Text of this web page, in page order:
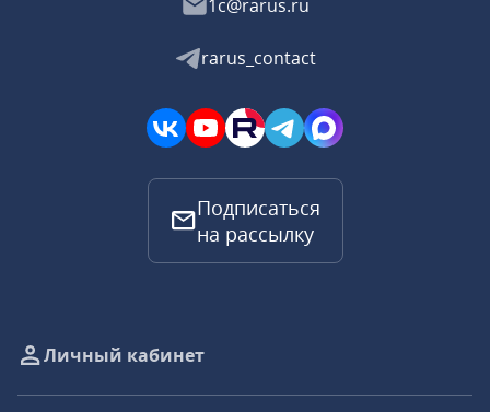
1c@rarus.ru
rarus_contact
Подписаться
на рассылку
Личный кабинет